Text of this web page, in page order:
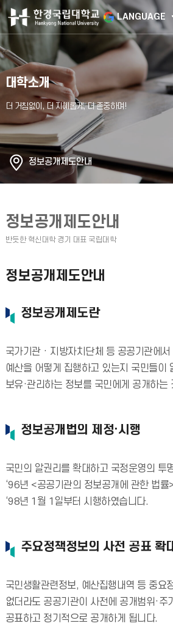
LANGUAGE
대학소개
정보공개제도안내
정보공개제도안내
정보공개제도안내
정보공개제도란
국가기관 · 지방자치단체 등 공공기관에
예산을 어떻게 집행하고 있는지 국민들이
보유·관리하는 정보를 국민에게 공개하는
정보공개법의 제정·시행
국민의 알권리를 확대하고 국정운영의 투
‘96년 <공공기관의 정보공개에 관한 법률
‘98년 1월 1일부터 시행하였습니다.
주요정책정보의 사전 공표 확
국민생활관련정보, 예산집행내역 등 중요
없더라도 공공기관이 사전에 공개범위·주
공표하고 정기적으로 공개하게 됩니다.